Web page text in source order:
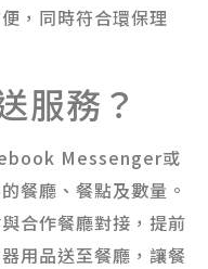
，同時符合環保理
服務？
Messenger或
餐廳、餐點及數量。
合作餐廳對接，提前
用品送至餐廳，讓餐